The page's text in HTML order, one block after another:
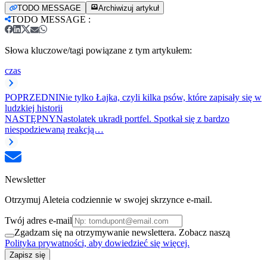
TODO MESSAGE Archiwizuj artykuł
TODO MESSAGE :
Słowa kluczowe/tagi powiązane z tym artykułem:
czas
POPRZEDNINie tylko Łajka, czyli kilka psów, które zapisały się w
ludzkiej historii
NASTĘPNYNastolatek ukradł portfel. Spotkał się z bardzo
niespodziewaną reakcją…
Newsletter
Otrzymuj Aleteia codziennie w swojej skrzynce e-mail.
Twój adres e-mail
Zgadzam się na otrzymywanie newslettera. Zobacz naszą
Polityka prywatności, aby dowiedzieć się więcej.
Zapisz się